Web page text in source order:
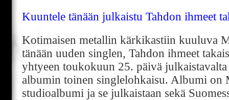
Kuuntele tänään julkaistu Tahdon ihmeet
Kotimaisen metallin kärkikastiin kuuluva
tänään uuden singlen, Tahdon ihmeet
yhtyeen toukokuun 25. päivä
albumin toinen singlelohkaisu. Albumi on
studioalbumi ja se julkaistaan sekä